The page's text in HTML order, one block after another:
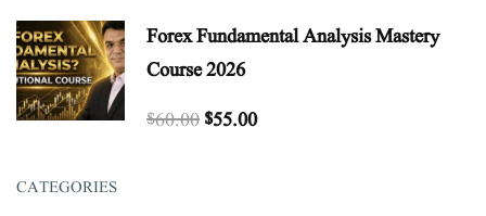
Forex Fundamental Analysis Mastery
Course 2026
$60.00$55.00
CATEGORIES